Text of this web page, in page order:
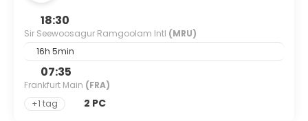
18:30
Sir Seewoosagur Ramgoolam Intl (MRU)
16h 5min
07:35
Frankfurt Main (FRA)
+1 tag
2 PC